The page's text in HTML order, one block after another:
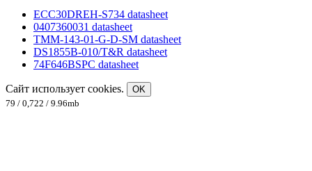
ECC30DREH-S734 datasheet
0407360031 datasheet
TMM-143-01-G-D-SM datasheet
DS1855B-010/T&R datasheet
74F646BSPC datasheet
Сайт использует cookies.
OK
79 / 0,722 / 9.96mb